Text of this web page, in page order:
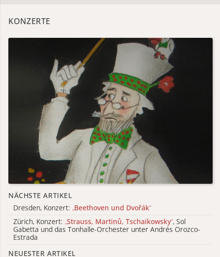
KONZERTE
NÄCHSTE ARTIKEL
Dresden, Konzert: „Beethoven und Dvořák“
Zürich, Konzert: „Strauss, Martinů, Tschaikowsky“, Sol
Gabetta und das Tonhalle-Orchester unter Andrés Orozco-
Estrada
NEUESTER ARTIKEL